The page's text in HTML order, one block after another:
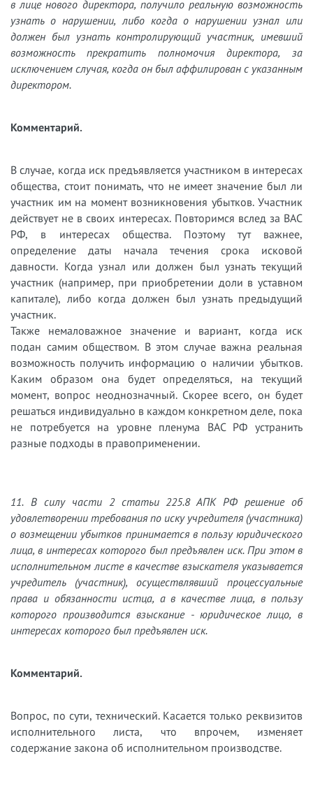
в лице нового директора, получило реальную возможность
узнать о нарушении, либо когда о нарушении узнал или
должен был узнать контролирующий участник, имевший
возможность прекратить полномочия директора, за
исключением случая, когда он был аффилирован с указанным
директором.
Комментарий.
В случае, когда иск предъявляется участником в интересах
общества, стоит понимать, что не имеет значение был ли
участник им на момент возникновения убытков. Участник
действует не в своих интересах. Повторимся вслед за ВАС
РФ, в интересах общества. Поэтому тут важнее,
определение даты начала течения срока исковой
давности. Когда узнал или должен был узнать текущий
участник (например, при приобретении доли в уставном
капитале), либо когда должен был узнать предыдущий
участник.
Также немаловажное значение и вариант, когда иск
подан самим обществом. В этом случае важна реальная
возможность получить информацию о наличии убытков.
Каким образом она будет определяться, на текущий
момент, вопрос неоднозначный. Скорее всего, он будет
решаться индивидуально в каждом конкретном деле, пока
не потребуется на уровне пленума ВАС РФ устранить
разные подходы в правоприменении.
11. В силу части 2 статьи 225.8 АПК РФ решение об
удовлетворении требования по иску учредителя (участника)
о возмещении убытков принимается в пользу юридического
лица, в интересах которого был предъявлен иск. При этом в
исполнительном листе в качестве взыскателя указывается
учредитель (участник), осуществлявший процессуальные
права и обязанности истца, а в качестве лица, в пользу
которого производится взыскание - юридическое лицо, в
интересах которого был предъявлен иск.
Комментарий.
Вопрос, по сути, технический. Касается только реквизитов
исполнительного листа, что впрочем, изменяет
содержание закона об исполнительном производстве.